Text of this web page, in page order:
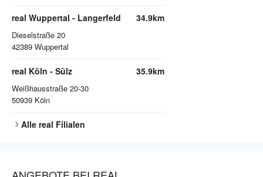
real Wuppertal - Langerfeld
Dieselstraße 20
42389 Wuppertal
34.9km
real Köln - Sülz
Weißhausstraße 20-30
50939 Köln
35.9km
Alle real Filialen